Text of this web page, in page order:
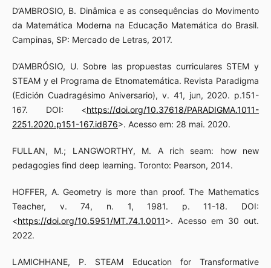
D’AMBROSIO, B. Dinâmica e as consequências do Movimento
da Matemática Moderna na Educação Matemática do Brasil.
Campinas, SP: Mercado de Letras, 2017.
D’AMBRÓSIO, U. Sobre las propuestas curriculares STEM y
STEAM y el Programa de Etnomatemática. Revista Paradigma
(Edición Cuadragésimo Aniversario), v. 41, jun, 2020. p.151-
167. DOI: <https://doi.org/10.37618/PARADIGMA.1011-
2251.2020.p151-167.id876>. Acesso em: 28 mai. 2020.
FULLAN, M.; LANGWORTHY, M. A rich seam: how new
pedagogies find deep learning. Toronto: Pearson, 2014.
HOFFER, A. Geometry is more than proof. The Mathematics
Teacher, v. 74, n. 1, 1981. p. 11-18. DOI:
<https://doi.org/10.5951/MT.74.1.0011>. Acesso em 30 out.
2022.
LAMICHHANE, P. STEAM Education for Transformative